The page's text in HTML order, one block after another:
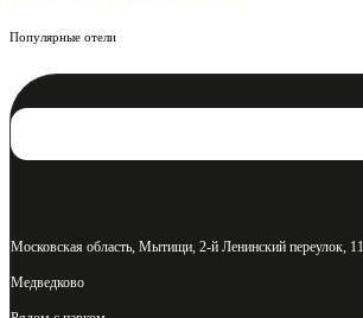
Популярные отели
Московская область, Мытищи, 2-й Ленинский переулок, 11
Медведково